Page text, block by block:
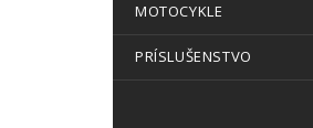
MOTOCYKLE
PRÍSLUŠENSTVO